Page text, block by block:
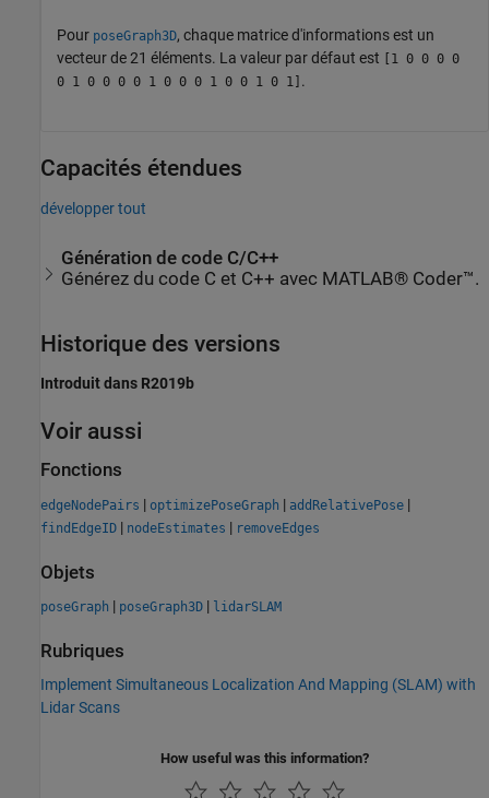
Pour poseGraph3D, chaque matrice d'informations est un
vecteur de 21 éléments. La valeur par défaut est
[1 0 0 0 0
0 1 0 0 0 0 1 0 0 0 1 0 0 1 0 1] .
Capacités étendues
développer tout
Génération de code C/C++
Générez du code C et C++ avec MATLAB® Coder™.
Historique des versions
Introduit dans R2019b
Voir aussi
Fonctions
edgeNodePairs | optimizePoseGraph | addRelativePose |
findEdgeID | nodeEstimates | removeEdges
Objets
poseGraph | poseGraph3D | lidarSLAM
Rubriques
Implement Simultaneous Localization And Mapping (SLAM) with
Lidar Scans
How useful was this information?